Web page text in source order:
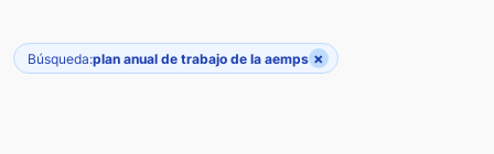
Búsqueda:plan anual de trabajo de la aemps ×